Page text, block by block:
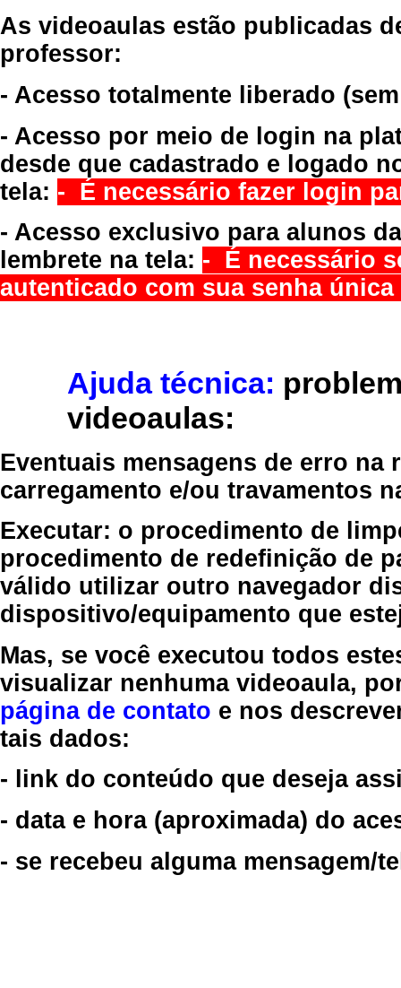
As videoaulas estão publicadas
professor:
- Acesso totalmente liberado
- Acesso por meio de login na
desde que cadastrado e logado
tela: - É necessário fazer login
- Acesso exclusivo para alunos
lembrete na tela: - É necessário
autenticado com sua senha
Ajuda técnica:
videoaulas:
Eventuais mensagens de erro
carregamento e/ou travamentos
Executar: o procedimento de
procedimento de redefinição de
válido utilizar outro navegador
dispositivo/equipamento que
Mas, se você executou todos
visualizar nenhuma videoaula,
página de contato e nos
tais dados:
- link do conteúdo que deseja
- data e hora (aproximada) do
- se recebeu alguma mensagem/